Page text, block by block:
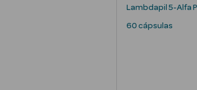
Lambdapil 5-Alfa
60 cápsulas